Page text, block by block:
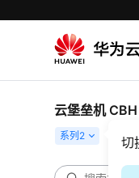
云堡垒机 CBH
切